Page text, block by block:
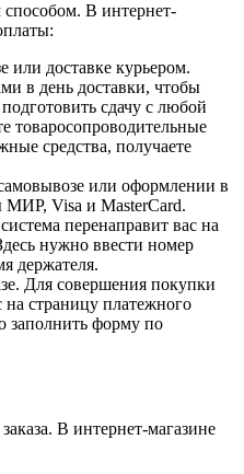
В интернет-
доставке курьером.
в день доставки, чтобы
сдачу с любой
средства, получаете
или оформлении в
МИР, Visa и MasterCard.
перенаправит вас на
нужно ввести номер
держателя.
Для совершения покупки
на страницу платежного
заполнить форму по
В интернет-магазине